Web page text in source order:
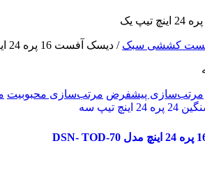
کششی سبک / دیسک آفست 16 پره 24 اینچ تیپ یک
مرتب‌سازی پیشفرض مرتب‌سازی محبوبیت